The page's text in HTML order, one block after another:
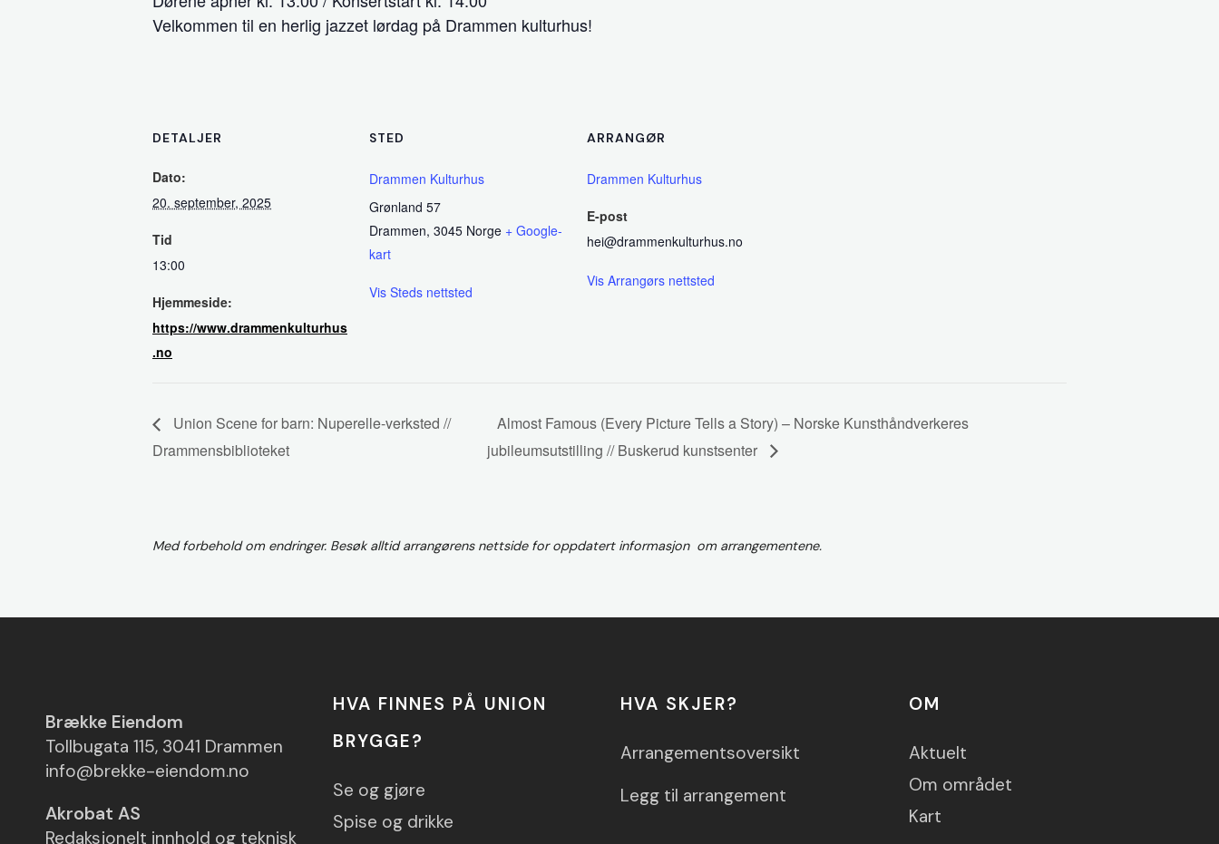
Velkommen til en herlig jazzet lørdag på Drammen kulturhus!
DETALJER
Dato:
20. september, 2025
Tid
13:00
Hjemmeside:
https://www.drammenkulturhus
.no
STED
Drammen Kulturhus
Grønland 57
Drammen, 3045 Norge + Google-
kart
Vis Steds nettsted
ARRANGØR
Drammen Kulturhus
E-post
hei@drammenkulturhus.no
Vis Arrangørs nettsted
Union Scene for barn: Nuperelle-verksted //
Drammensbiblioteket
Almost Famous (Every Picture Tells a Story) – Norske Kunsthåndverkeres
jubileumsutstilling // Buskerud kunstsenter
Med forbehold om endringer. Besøk alltid arrangørens nettside for oppdatert informasjon om arrangementene.
Brække Eiendom
Tollbugata 115, 3041 Drammen
info@brekke-eiendom.no
Akrobat AS
Redaksjonelt innhold og teknisk
HVA FINNES PÅ UNION
BRYGGE?
Se og gjøre
Spise og drikke
HVA SKJER?
Arrangementsoversikt
Legg til arrangement
OM
Aktuelt
Om området
Kart